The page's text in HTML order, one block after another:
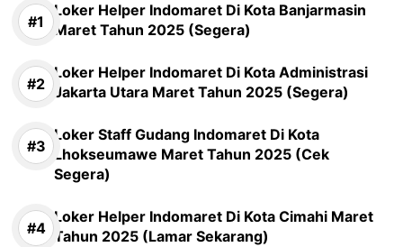
Loker Helper Indomaret Di Kota Banjarmasin
Maret Tahun 2025 (Segera)
Loker Helper Indomaret Di Kota Administrasi
Jakarta Utara Maret Tahun 2025 (Segera)
Loker Staff Gudang Indomaret Di Kota
Lhokseumawe Maret Tahun 2025 (Cek
Segera)
Loker Helper Indomaret Di Kota Cimahi Maret
Tahun 2025 (Lamar Sekarang)